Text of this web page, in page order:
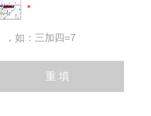
，如：三加四=7